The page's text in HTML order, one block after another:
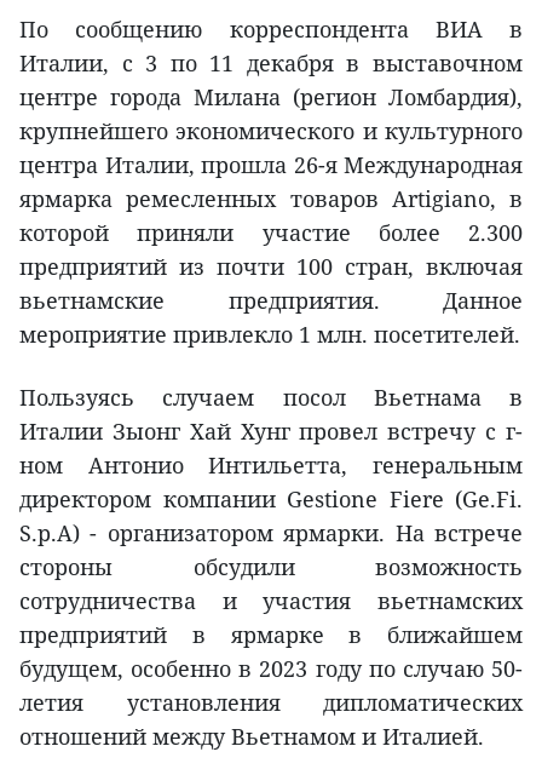
По сообщению корреспондента ВИА в
Италии, с 3 по 11 декабря в выставочном
центре города Милана (регион Ломбардия),
крупнейшего экономического и культурного
центра Италии, прошла 26-я Международная
ярмарка ремесленных товаров Artigiano, в
которой приняли участие более 2.300
предприятий из почти 100 стран, включая
вьетнамские предприятия. Данное
мероприятие привлекло 1 млн. посетителей.
Пользуясь случаем посол Вьетнама в
Италии Зыонг Хай Хунг провел встречу с г-
ном Антонио Интильетта, генеральным
директором компании Gestione Fiere (Ge.Fi.
S.p.A) - организатором ярмарки. На встрече
стороны обсудили возможность
сотрудничества и участия вьетнамских
предприятий в ярмарке в ближайшем
будущем, особенно в 2023 году по случаю 50-
летия установления дипломатических
отношений между Вьетнамом и Италией.